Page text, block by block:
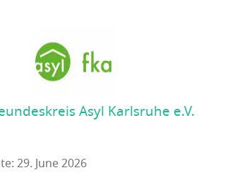
Asyl Karlsruhe e.V.
29. June 2026